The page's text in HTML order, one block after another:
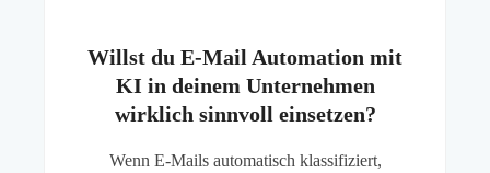
Willst du E-Mail Automation mit
KI in deinem Unternehmen
wirklich sinnvoll einsetzen?
Wenn E-Mails automatisch klassifiziert,